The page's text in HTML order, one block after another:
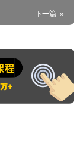
下一篇